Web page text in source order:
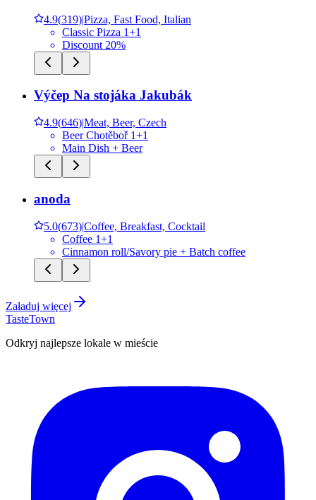
4.9(319)|Pizza, Fast Food, Italian
Classic Pizza 1+1
Discount 20%
Výčep Na stojáka Jakubák
4.9(646)|Meat, Beer, Czech
Beer Chotěboř 1+1
Main Dish + Beer
anoda
5.0(673)|Coffee, Breakfast, Cocktail
Coffee 1+1
Cinnamon roll/Savory pie + Batch coffee
Załaduj więcej
TasteTown
Odkryj najlepsze lokale w mieście